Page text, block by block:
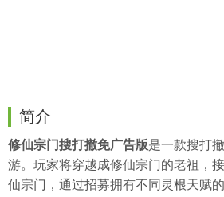
简介
修仙宗门搜打撤免广告版是一款搜打
游。玩家将穿越成修仙宗门的老祖，
仙宗门，通过招募拥有不同灵根天赋